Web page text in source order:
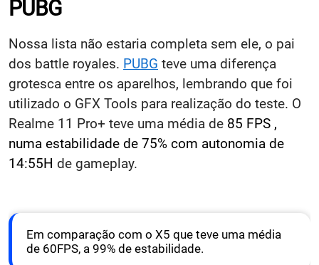
PUBG
Nossa lista não estaria completa sem ele, o pai
dos battle royales. PUBG teve uma diferença
grotesca entre os aparelhos, lembrando que foi
utilizado o GFX Tools para realização do teste. O
Realme 11 Pro+ teve uma média de 85 FPS ,
numa estabilidade de 75% com autonomia de
14:55H de gameplay.
Em comparação com o X5 que teve uma média
de 60FPS, a 99% de estabilidade.